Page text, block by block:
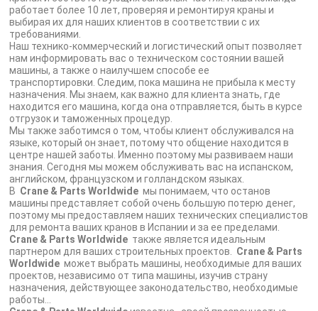
работает более 10 лет, проверяя и ремонтируя краны и
выбирая их для наших клиентов в соответствии с их
требованиями.
Наш технико-коммерческий и логистический опыт позволяет
нам информировать вас о техническом состоянии вашей
машины, а также о наилучшем способе ее
транспортировки. Следим, пока машина не прибыла к месту
назначения. Мы знаем, как важно для клиента знать, где
находится его машина, когда она отправляется, быть в курсе
отгрузок и таможенных процедур.
Мы также заботимся о том, чтобы клиент обслуживался на
языке, который он знает, потому что общение находится в
центре нашей заботы. Именно поэтому мы развиваем наши
знания. Сегодня мы можем обслуживать вас на испанском,
английском, французском и голландском языках.
В Crane & Parts Worldwide мы понимаем, что останов
машины представляет собой очень большую потерю денег,
поэтому мы предоставляем наших технических специалистов
для ремонта ваших кранов в Испании и за ее пределами.
Crane & Parts Worldwide также является идеальным
партнером для ваших строительных проектов.
Crane & Parts
Worldwide может выбрать машины, необходимые для ваших
проектов, независимо от типа машины, изучив страну
назначения, действующее законодательство, необходимые
работы...